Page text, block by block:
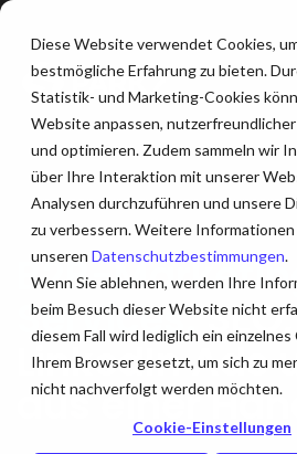
Diese Website verwendet Cookies,
bestmögliche Erfahrung zu bieten.
Statistik- und Marketing-Cookies
Website anpassen,
und optimieren. Zudem sammeln wir
über Ihre Interaktion mit unserer
Analysen durchzuführen und unsere
zu verbessern. Weitere Informationen
unseren Datenschutzbestimmungen.
Wenn Sie ablehnen, werden Ihre
beim Besuch dieser Website nicht
diesem Fall wird lediglich ein einzelnes
Ihrem Browser gesetzt, um sich zu
nicht nachverfolgt werden möchten.
Cookie-Einstellungen
B2B-
Services:SEO,
LinkedIn Ads
aus einer Hand